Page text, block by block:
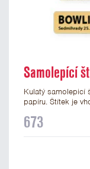
Samolepící
Kulatý samolepicí
papíru. Štítek je
mm. Na štítek je
673